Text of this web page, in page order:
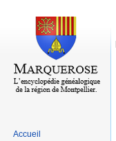
Accueil